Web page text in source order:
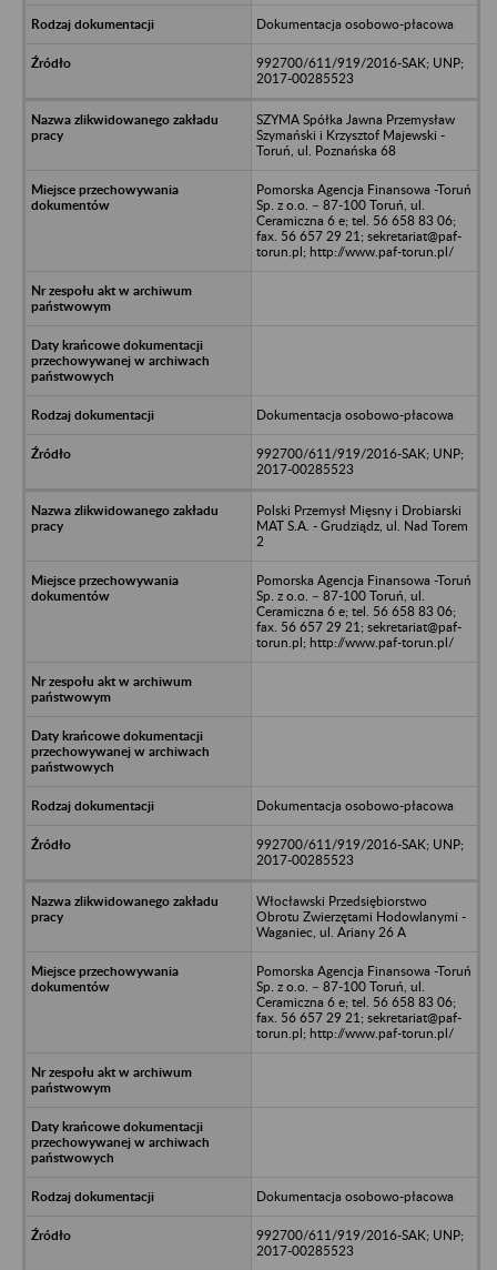
Dokumentacja osobowo-płacowa
992700/611/919/2016-SAK; UNP;
2017-00285523
SZYMA Spółka Jawna Przemysław
Szymański i Krzysztof Majewski -
Toruń, ul. Poznańska 68
Pomorska Agencja Finansowa -Toruń
Sp. z o.o. – 87-100 Toruń, ul.
Ceramiczna 6 e; tel. 56 658 83 06;
fax. 56 657 29 21; sekretariat@paf-
torun.pl; http://www.paf-torun.pl/
Dokumentacja osobowo-płacowa
992700/611/919/2016-SAK; UNP;
2017-00285523
Polski Przemysł Mięsny i Drobiarski
MAT S.A. - Grudziądz, ul. Nad Torem
2
Pomorska Agencja Finansowa -Toruń
Sp. z o.o. – 87-100 Toruń, ul.
Ceramiczna 6 e; tel. 56 658 83 06;
fax. 56 657 29 21; sekretariat@paf-
torun.pl; http://www.paf-torun.pl/
Dokumentacja osobowo-płacowa
992700/611/919/2016-SAK; UNP;
2017-00285523
Włocławski Przedsiębiorstwo
Obrotu Zwierzętami Hodowlanymi -
Waganiec, ul. Ariany 26 A
Pomorska Agencja Finansowa -Toruń
Sp. z o.o. – 87-100 Toruń, ul.
Ceramiczna 6 e; tel. 56 658 83 06;
fax. 56 657 29 21; sekretariat@paf-
torun.pl; http://www.paf-torun.pl/
Dokumentacja osobowo-płacowa
992700/611/919/2016-SAK; UNP;
2017-00285523